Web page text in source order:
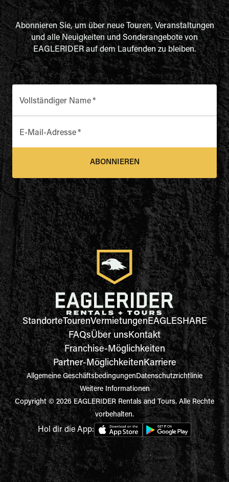
Abonnieren Sie, um über neue Touren, Veranstaltungen
und alle Neuigkeiten und Sonderangebote von
EAGLERIDER auf dem Laufenden zu bleiben.
Vollständiger Name*
E-Mail-Adresse*
ABONNIEREN
StandorteTourenVermietungenEAGLESHARE
FAQsÜber unsKontakt
Franchise-Möglichkeiten
Partner-MöglichkeitenKarriere
Allgemeine GeschäftsbedingungenDatenschutzrichtlinie
Weitere Informationen
Copyright © 2026 EAGLERIDER Rentals and Tours. Alle Rechte
vorbehalten.
Hol dir die App: